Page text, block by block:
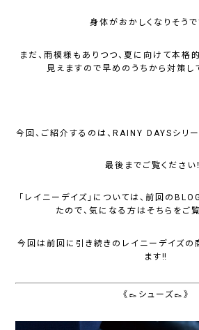
身体がおかしくなりそう
まだ、雨模様もありつつ、夏に向けて本格
見えますので早めのうちから対策し
今回、ご紹介するのは、RAINY DAYSシリ
最後までご覧ください！
「レイニーデイズ」については、前回の
たので、気になる方はそちらをご
今回は前回に引き続きのレイニーデイズの
ます‼️
《👞シューズ👞》